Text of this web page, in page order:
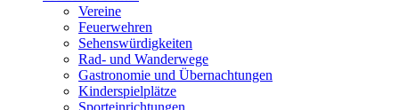
Vereine
Feuerwehren
Sehenswürdigkeiten
Rad- und Wanderwege
Gastronomie und Übernachtungen
Kinderspielplätze
Sporteinrichtungen